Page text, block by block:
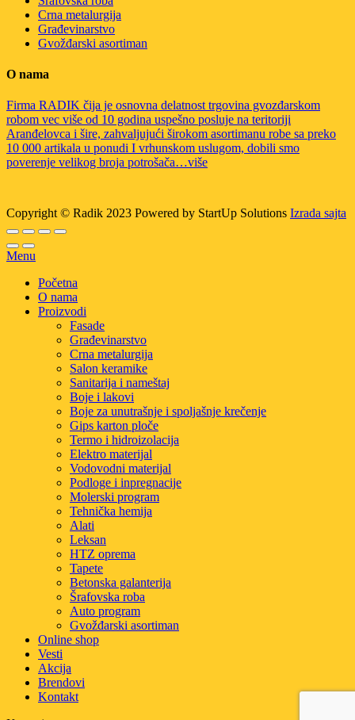
Crna metalurgija
Građevinarstvo
Gvožđarski asortiman
O nama
Firma RADIK čija je osnovna delatnost trgovina gvozđarskom
robom vec više od 10 godina uspešno posluje na teritoriji
Aranđelovca i šire, zahvaljujući širokom asortimanu robe sa preko
10 000 artikala u ponudi I vrhunskom uslugom, dobili smo
poverenje velikog broja potrošača…više
Copyright © Radik 2023 Powered by StartUp Solutions Izrada sajta
Menu
Početna
O nama
Proizvodi
Fasade
Građevinarstvo
Crna metalurgija
Salon keramike
Sanitarija i nameštaj
Boje i lakovi
Boje za unutrašnje i spoljašnje krečenje
Gips karton ploče
Termo i hidroizolacija
Elektro materijal
Vodovodni materijal
Podloge i inpregnacije
Molerski program
Tehnička hemija
Alati
Leksan
HTZ oprema
Tapete
Betonska galanterija
Šrafovska roba
Auto program
Gvožđarski asortiman
Online shop
Vesti
Akcija
Brendovi
Kontakt